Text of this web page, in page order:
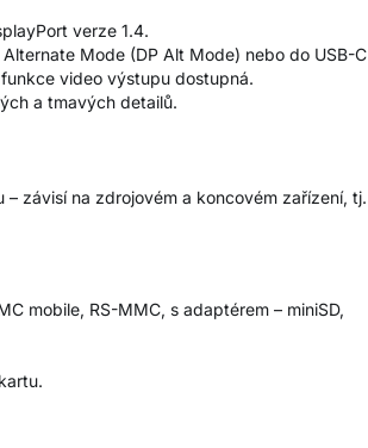
verze 1.4.
Mode (DP Alt Mode) nebo do USB-C
video výstupu dostupná.
a tmavých detailů.
závisí na zdrojovém a koncovém zařízení, tj.
mobile, RS-MMC, s adaptérem – miniSD,